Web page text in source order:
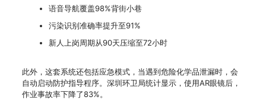
语音导航覆盖98%背街小巷
污染识别准确率提升至91%
新人上岗周期从90天压缩至72小时
此外，这套系统还包括应急模式，当遇到危险化学品泄漏时，会
自动启动防护指导程序。深圳环卫局统计显示，使用AR眼镜后，
作业事故率下降了83%。